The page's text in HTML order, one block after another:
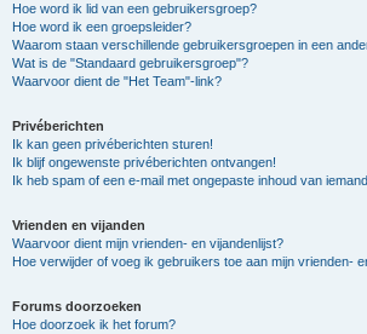
Hoe word ik lid van een gebruikersgroep?
Hoe word ik een groepsleider?
Waarom staan verschillende gebruikersgroepen in een
Wat is de "Standaard gebruikersgroep"?
Waarvoor dient de "Het Team"-link?
Privéberichten
Ik kan geen privéberichten sturen!
Ik blijf ongewenste privéberichten ontvangen!
Ik heb spam of een e-mail met ongepaste inhoud van
Vrienden en vijanden
Waarvoor dient mijn vrienden- en vijandenlijst?
Hoe verwijder of voeg ik gebruikers toe aan mijn vrienden-
Forums doorzoeken
Hoe doorzoek ik het forum?